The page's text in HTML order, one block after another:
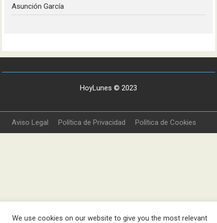
Asunción García
HoyLunes © 2023
We use cookies on our website to give you the most relevant
Aviso Legal Política de Privacidad Política de Cookies